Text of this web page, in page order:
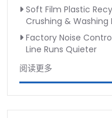
Soft Film Plastic
Crushing & Washing
Factory Noise
Line Runs Quieter
阅读更多